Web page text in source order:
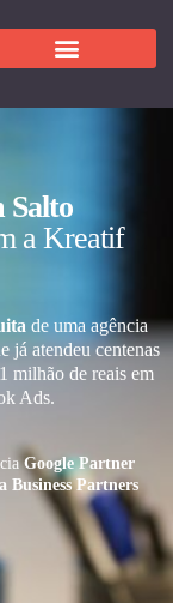
a Kreatif
de uma agência
já atendeu centenas
milhão de reais em
Ads.
Google Partner
Business Partners